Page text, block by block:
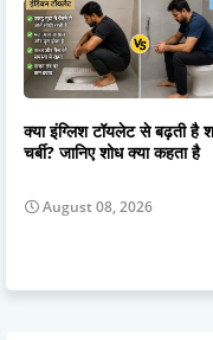
क्या इंग्लिश टॉयलेट से बढ़ती है
चर्बी? जानिए शोध क्या कहता है
August 08, 2026